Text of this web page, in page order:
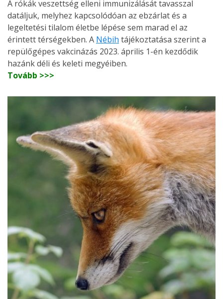
A rókák veszettség elleni immunizálását tavasszal
datáljuk, melyhez kapcsolódóan az ebzárlat és a
legeltetési tilalom életbe lépése sem marad el az
érintett térségekben. A Nébih tájékoztatása szerint a
repülőgépes vakcinázás 2023. április 1-én kezdődik
hazánk déli és keleti megyéiben.
Tovább >>>